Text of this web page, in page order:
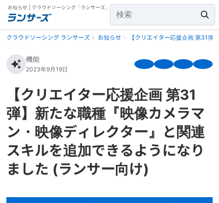
お知らせ | クラウドソーシング「ランサーズ」
クラウドソーシング ランサーズ お知らせ 【クリエイター応援企画 第31
機能
2023年9月19日
【クリエイター応援企画 第31
弾】新たな職種『映像カメラマ
ン・映像ディレクター』と関連
スキルを追加できるようになり
ました (ランサー向け)